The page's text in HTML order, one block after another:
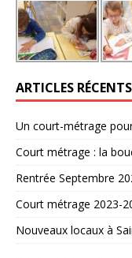
ARTICLES RÉCENTS
Un court-métrage
Court métrage : la
Rentrée Septembre
Court métrage 2023-
Nouveaux locaux à